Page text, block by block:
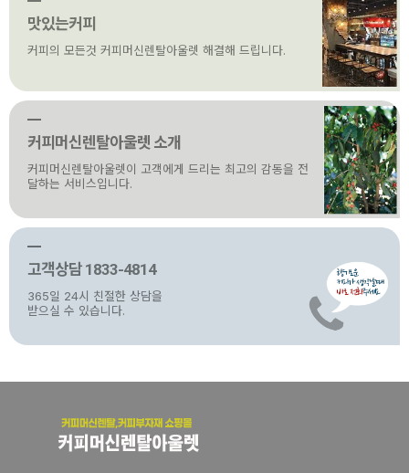
맛있는커피
커피의 모든것 커피머신렌탈아울렛 해결해 드립니다.
커피머신렌탈아울렛 소개
커피머신렌탈아울렛이 고객에게 드리는 최고의 감동을 전
달하는 서비스입니다.
고객상담 1833-4814
365일 24시 친절한 상담을
받으실 수 있습니다.